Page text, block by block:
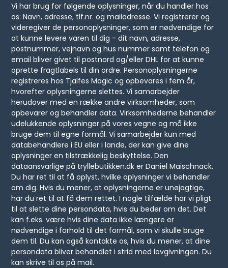
Vi har brug for følgende oplysninger, når du handler hos
os: Navn, adresse, tlf.nr. og mailadresse. Vi registrerer og
videregiver de personoplysninger, som er nødvendige for
at kunne levere varen til dig - dit navn, adresse,
postnummer, vejnavn og hus nummer samt telefon og
email bliver givet til postnord og/eller DHL for at kunne
oprette fragtlabels til din ordre. Personoplysningerne
registreres hos Tjalfes Magic og opbevares i fem år,
hvorefter oplysningerne slettes. Vi samarbejder
herudover med en række andre virksomheder, som
opbevarer og behandler data. Virksomhederne behandler
udelukkende oplysninger på vores vegne og må ikke
bruge dem til egne formål. Vi samarbejder kun med
databehandlere i EU eller i lande, der kan give dine
oplysninger en tilstrækkelig beskyttelse. Den
dataansvarlige på tryllebutikken.dk er Daniel Maischnack.
Du har ret til at få oplyst, hvilke oplysninger vi behandler
om dig. Hvis du mener, at oplysningerne er unøjagtige,
har du ret til at få dem rettet. I nogle tilfælde har vi pligt
til at slette dine persondata, hvis du beder om det. Det
kan f.eks. være hvis dine data ikke længere er
nødvendige i forhold til det formål, som vi skulle bruge
dem til. Du kan også kontakte os, hvis du mener, at dine
persondata bliver behandlet i strid med lovgivningen. Du
kan skrive til os på mail.